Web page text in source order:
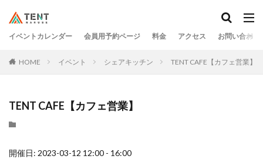
イベントカレンダー 会員用予約ページ 料金 アクセス お問い合わせ
HOME イベント シェアキッチン TENT CAFE【カフェ営業】
TENT CAFE【カフェ営業】
開催日: 2023-03-12 12:00 - 16:00